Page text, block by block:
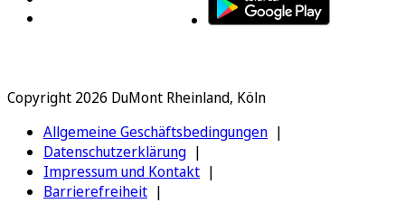
Copyright 2026 DuMont Rheinland, Köln
Allgemeine Geschäftsbedingungen
Datenschutzerklärung
Impressum und Kontakt
Barrierefreiheit